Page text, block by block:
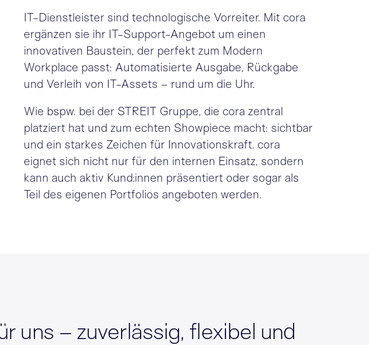
IT-Dienstleister sind technologische Vorreiter. Mit cora
ergänzen sie ihr IT-Support-Angebot um einen
innovativen Baustein, der perfekt zum Modern
Workplace passt: Automatisierte Ausgabe, Rückgabe
und Verleih von IT-Assets – rund um die Uhr.
Wie bspw. bei der STREIT Gruppe, die cora zentral
platziert hat und zum echten Showpiece macht: sichtbar
und ein starkes Zeichen für Innovationskraft. cora
eignet sich nicht nur für den internen Einsatz, sondern
kann auch aktiv Kund:innen präsentiert oder sogar als
Teil des eigenen Portfolios angeboten werden.
uns – zuverlässig, flexibel und